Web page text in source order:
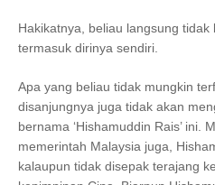
Hakikatnya, beliau langsung
termasuk dirinya sendiri.
Apa yang beliau tidak mungkin
disanjungnya juga tidak akan
bernama ‘Hishamuddin Rais’ ini.
memerintah Malaysia juga,
kalaupun tidak disepak terajang